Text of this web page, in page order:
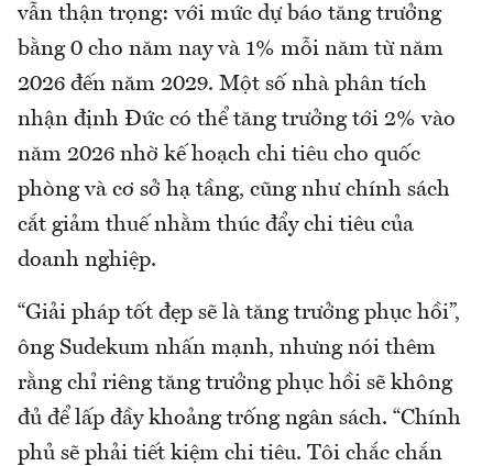
vẫn thận trọng: với mức dự báo tăng trưởng
bằng 0 cho năm nay và 1% mỗi năm từ năm
2026 đến năm 2029. Một số nhà phân tích
nhận định Đức có thể tăng trưởng tới 2% vào
năm 2026 nhờ kế hoạch chi tiêu cho quốc
phòng và cơ sở hạ tầng, cũng như chính sách
cắt giảm thuế nhằm thúc đẩy chi tiêu của
doanh nghiệp.
“Giải pháp tốt đẹp sẽ là tăng trưởng phục hồi”,
ông Sudekum nhấn mạnh, nhưng nói thêm
rằng chỉ riêng tăng trưởng phục hồi sẽ không
đủ để lấp đầy khoảng trống ngân sách. “Chính
phủ sẽ phải tiết kiệm chi tiêu. Tôi chắc chắn